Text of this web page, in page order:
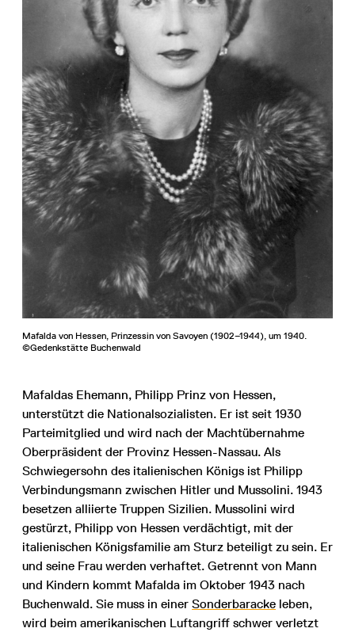
Mafalda von Hessen, Prinzessin von Savoyen (1902–1944), um 1940.
©Gedenkstätte Buchenwald
Mafaldas Ehemann, Philipp Prinz von Hessen,
unterstützt die Nationalsozialisten. Er ist seit 1930
Parteimitglied und wird nach der Machtübernahme
Oberpräsident der Provinz Hessen-Nassau. Als
Schwiegersohn des italienischen Königs ist Philipp
Verbindungsmann zwischen Hitler und Mussolini. 1943
besetzen alliierte Truppen Sizilien. Mussolini wird
gestürzt, Philipp von Hessen verdächtigt, mit der
italienischen Königsfamilie am Sturz beteiligt zu sein. Er
und seine Frau werden verhaftet. Getrennt von Mann
und Kindern kommt Mafalda im Oktober 1943 nach
Buchenwald. Sie muss in einer Sonderbaracke leben,
wird beim amerikanischen Luftangriff schwer verletzt